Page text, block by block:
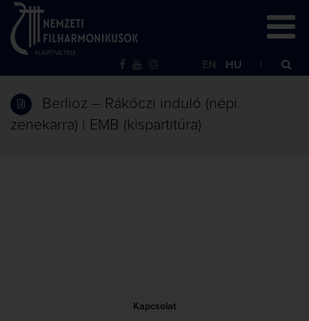
EN HU
Berlioz – Rákóczi induló (népi
zenekarra) | EMB (kispartitúra)
Kapcsolat